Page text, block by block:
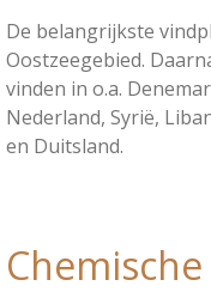
De belangrijkste
Oostzeegebied.
vinden in o.a.
Nederland, Syrië,
en Duitsland.